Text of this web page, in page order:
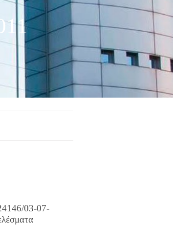
03-07-